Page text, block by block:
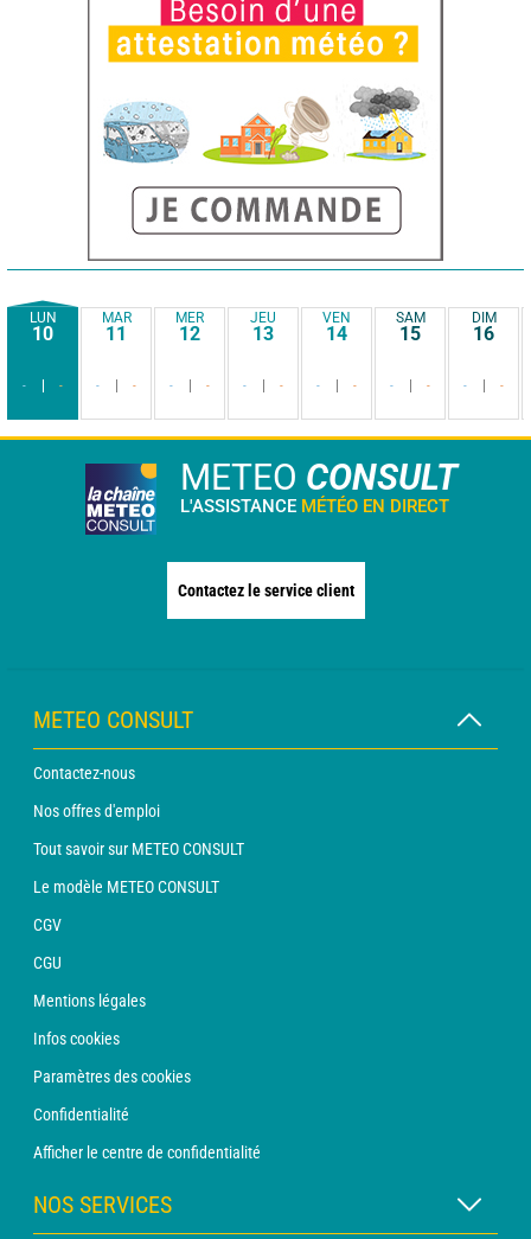
LUN
10
- -
MAR
11
- -
MER
12
- -
JEU
13
- -
VEN
14
- -
SAM
15
- -
DIM
16
- -
METEO CONSULT
L'ASSISTANCE MÉTÉO EN DIRECT
Contactez le service client
METEO CONSULT
Contactez-nous
Nos offres d'emploi
Tout savoir sur METEO CONSULT
Le modèle METEO CONSULT
CGV
CGU
Mentions légales
Infos cookies
Paramètres des cookies
Confidentialité
Afficher le centre de confidentialité
NOS SERVICES